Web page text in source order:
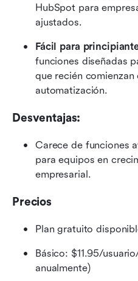
HubSpot para
ajustados.
Fácil para
funciones diseñadas
que recién comienzan
automatización.
Desventajas:
Carece de funciones
para equipos en
empresarial.
Precios
Plan gratuito
Básico: $11.95/
anualmente)